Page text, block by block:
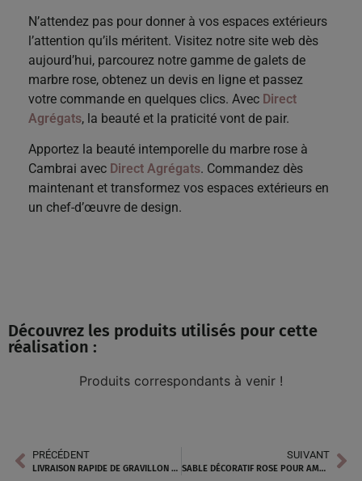
N’attendez pas pour donner à vos espaces extérieurs
l’attention qu’ils méritent. Visitez notre site web dès
aujourd’hui, parcourez notre gamme de galets de
marbre rose, obtenez un devis en ligne et passez
votre commande en quelques clics. Avec Direct
Agrégats, la beauté et la praticité vont de pair.
Apportez la beauté intemporelle du marbre rose à
Cambrai avec Direct Agrégats. Commandez dès
maintenant et transformez vos espaces extérieurs en
un chef-d’œuvre de design.
Découvrez les produits utilisés pour cette
réalisation :
Produits correspondants à venir !
PRÉCÉDENT
LIVRAISON RAPIDE DE GRAVILLON POUR ALLÉE À DOUAI
SUIVANT
SABLE DÉCORATIF ROSE POUR AMÉNAGEMENT EXTÉRIEUR À AMIENS